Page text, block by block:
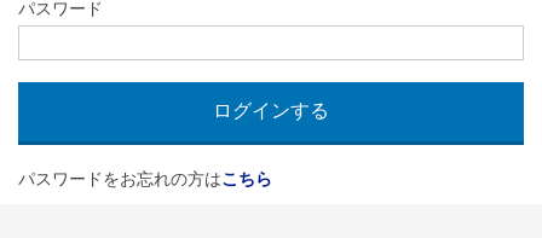
パスワード
パスワードをお忘れの方はこちら